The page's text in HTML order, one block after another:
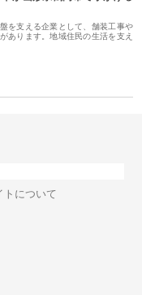
を支える企業として、舗装工事や
あります。地域住民の生活を支え
トについて